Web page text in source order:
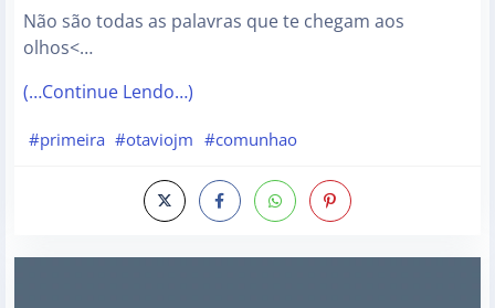
Não são todas as palavras que te chegam aos
olhos<…
(…Continue Lendo…)
#primeira #otaviojm #comunhao